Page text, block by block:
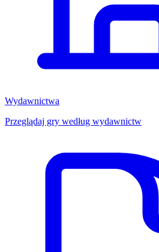
Wydawnictwa
Przeglądaj gry według wydawnictw